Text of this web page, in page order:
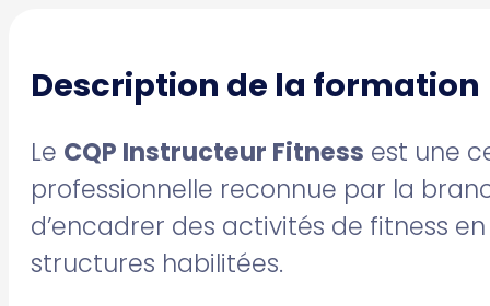
Description de la formation
Le CQP Instructeur Fitness est une
professionnelle reconnue par la
d’encadrer des activités de fitness
structures habilitées.